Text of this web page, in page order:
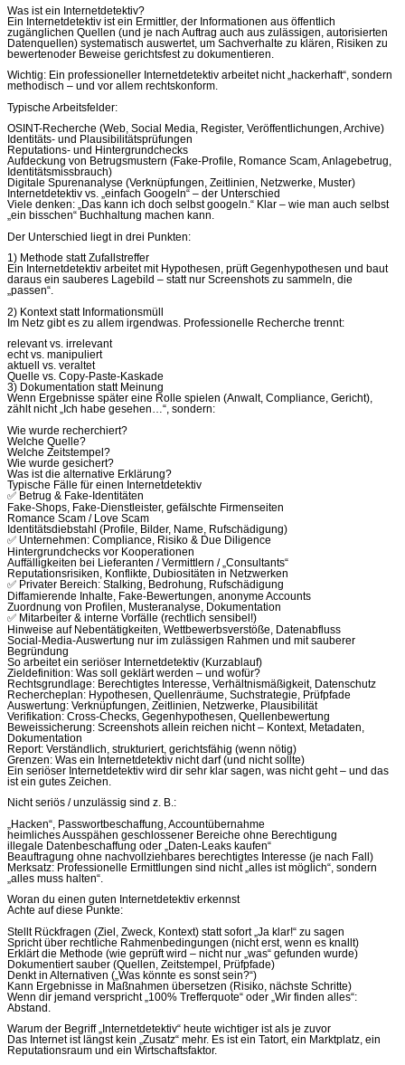
Was ist ein Internetdetektiv?
Ein Internetdetektiv ist ein Ermittler, der Informationen aus öffentlich
zugänglichen Quellen (und je nach Auftrag auch aus zulässigen, autorisierten
Datenquellen) systematisch auswertet, um Sachverhalte zu klären, Risiken zu
bewertenoder Beweise gerichtsfest zu dokumentieren.
Wichtig: Ein professioneller Internetdetektiv arbeitet nicht „hackerhaft“, sondern
methodisch – und vor allem rechtskonform.
Typische Arbeitsfelder:
OSINT-Recherche (Web, Social Media, Register, Veröffentlichungen, Archive)
Identitäts- und Plausibilitätsprüfungen
Reputations- und Hintergrundchecks
Aufdeckung von Betrugsmustern (Fake-Profile, Romance Scam, Anlagebetrug,
Identitätsmissbrauch)
Digitale Spurenanalyse (Verknüpfungen, Zeitlinien, Netzwerke, Muster)
Internetdetektiv vs. „einfach Googeln“ – der Unterschied
Viele denken: „Das kann ich doch selbst googeln.“ Klar – wie man auch selbst
„ein bisschen“ Buchhaltung machen kann.
Der Unterschied liegt in drei Punkten:
1) Methode statt Zufallstreffer
Ein Internetdetektiv arbeitet mit Hypothesen, prüft Gegenhypothesen und baut
daraus ein sauberes Lagebild – statt nur Screenshots zu sammeln, die
„passen“.
2) Kontext statt Informationsmüll
Im Netz gibt es zu allem irgendwas. Professionelle Recherche trennt:
relevant vs. irrelevant
echt vs. manipuliert
aktuell vs. veraltet
Quelle vs. Copy-Paste-Kaskade
3) Dokumentation statt Meinung
Wenn Ergebnisse später eine Rolle spielen (Anwalt, Compliance, Gericht),
zählt nicht „Ich habe gesehen…“, sondern:
Wie wurde recherchiert?
Welche Quelle?
Welche Zeitstempel?
Wie wurde gesichert?
Was ist die alternative Erklärung?
Typische Fälle für einen Internetdetektiv
✅ Betrug & Fake-Identitäten
Fake-Shops, Fake-Dienstleister, gefälschte Firmenseiten
Romance Scam / Love Scam
Identitätsdiebstahl (Profile, Bilder, Name, Rufschädigung)
✅ Unternehmen: Compliance, Risiko & Due Diligence
Hintergrundchecks vor Kooperationen
Auffälligkeiten bei Lieferanten / Vermittlern / „Consultants“
Reputationsrisiken, Konflikte, Dubiositäten in Netzwerken
✅ Privater Bereich: Stalking, Bedrohung, Rufschädigung
Diffamierende Inhalte, Fake-Bewertungen, anonyme Accounts
Zuordnung von Profilen, Musteranalyse, Dokumentation
✅ Mitarbeiter & interne Vorfälle (rechtlich sensibel!)
Hinweise auf Nebentätigkeiten, Wettbewerbsverstöße, Datenabfluss
Social-Media-Auswertung nur im zulässigen Rahmen und mit sauberer
Begründung
So arbeitet ein seriöser Internetdetektiv (Kurzablauf)
Zieldefinition: Was soll geklärt werden – und wofür?
Rechtsgrundlage: Berechtigtes Interesse, Verhältnismäßigkeit, Datenschutz
Rechercheplan: Hypothesen, Quellenräume, Suchstrategie, Prüfpfade
Auswertung: Verknüpfungen, Zeitlinien, Netzwerke, Plausibilität
Verifikation: Cross-Checks, Gegenhypothesen, Quellenbewertung
Beweissicherung: Screenshots allein reichen nicht – Kontext, Metadaten,
Dokumentation
Report: Verständlich, strukturiert, gerichtsfähig (wenn nötig)
Grenzen: Was ein Internetdetektiv nicht darf (und nicht sollte)
Ein seriöser Internetdetektiv wird dir sehr klar sagen, was nicht geht – und das
ist ein gutes Zeichen.
Nicht seriös / unzulässig sind z. B.:
„Hacken“, Passwortbeschaffung, Accountübernahme
heimliches Ausspähen geschlossener Bereiche ohne Berechtigung
illegale Datenbeschaffung oder „Daten-Leaks kaufen“
Beauftragung ohne nachvollziehbares berechtigtes Interesse (je nach Fall)
Merksatz: Professionelle Ermittlungen sind nicht „alles ist möglich“, sondern
„alles muss halten“.
Woran du einen guten Internetdetektiv erkennst
Achte auf diese Punkte:
Stellt Rückfragen (Ziel, Zweck, Kontext) statt sofort „Ja klar!“ zu sagen
Spricht über rechtliche Rahmenbedingungen (nicht erst, wenn es knallt)
Erklärt die Methode (wie geprüft wird – nicht nur „was“ gefunden wurde)
Dokumentiert sauber (Quellen, Zeitstempel, Prüfpfade)
Denkt in Alternativen („Was könnte es sonst sein?“)
Kann Ergebnisse in Maßnahmen übersetzen (Risiko, nächste Schritte)
Wenn dir jemand verspricht „100% Trefferquote“ oder „Wir finden alles“:
Abstand.
Warum der Begriff „Internetdetektiv“ heute wichtiger ist als je zuvor
Das Internet ist längst kein „Zusatz“ mehr. Es ist ein Tatort, ein Marktplatz, ein
Reputationsraum und ein Wirtschaftsfaktor.